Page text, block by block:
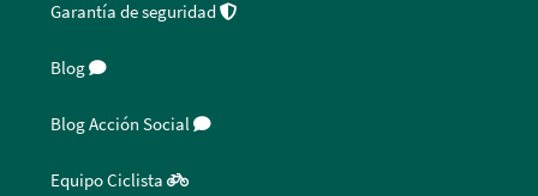
Garantía de seguridad
Blog
Blog Acción Social
Equipo Ciclista